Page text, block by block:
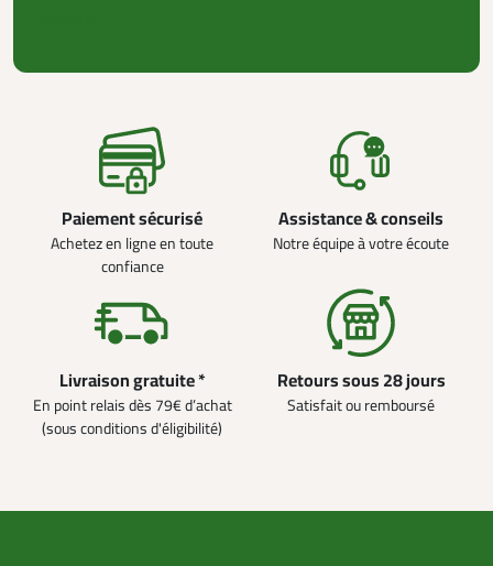
Paiement sécurisé
Achetez en ligne en toute
confiance
Assistance & conseils
Notre équipe à votre écoute
Livraison gratuite *
En point relais dès 79€ d’achat
(sous conditions d'éligibilité)
Retours sous 28 jours
Satisfait ou remboursé